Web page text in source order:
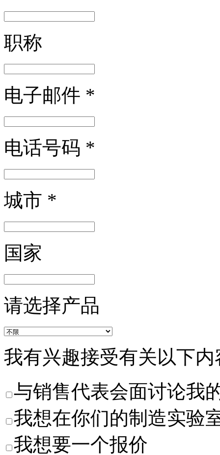
职称
电子邮件 *
电话号码 *
城市 *
国家
请选择产品
我有兴趣接受有关以下
与销售代表会面讨论我
我想在你们的制造实验
我想要一个报价